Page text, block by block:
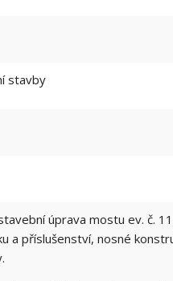
stavby
úprava mostu ev. č.
a příslušenství, nosné